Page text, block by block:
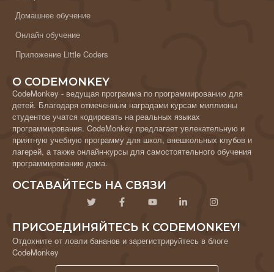
Домашнее обучение
Онлайн обучение
Приложение Little Coders
О CODEMONKEY
CodeMonkey - ведущая программа по программированию для
детей. Благодаря отмеченным наградами курсам миллионы
студентов учатся кодировать на реальных языках
программирования. CodeMonkey предлагает увлекательную и
приятную учебную программу для школ, внешкольных клубов и
лагерей, а также онлайн-курсы для самостоятельного обучения
программированию дома.
ОСТАВАЙТЕСЬ НА СВЯЗИ
ПРИСОЕДИНЯЙТЕСЬ К CODEMONKEY!
Отдохните от ловли бананов и зарегистрируйтесь в блоге
CodeMonkey